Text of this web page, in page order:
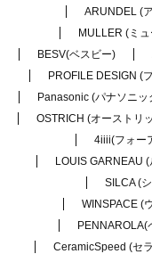
ARUNDEL (
MULLER (ミ
BESV(ベスビー)
PROFILE DESIGN (
Panasonic (パナソニッ
OSTRICH (オーストリ
4iiii(フォー
LOUIS GARNEAU
SILCA (
WINSPACE (
PENNAROLA(
CeramicSpeed (セ